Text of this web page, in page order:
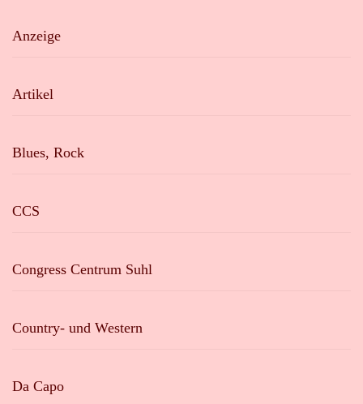
Anzeige
Artikel
Blues, Rock
CCS
Congress Centrum Suhl
Country- und Western
Da Capo